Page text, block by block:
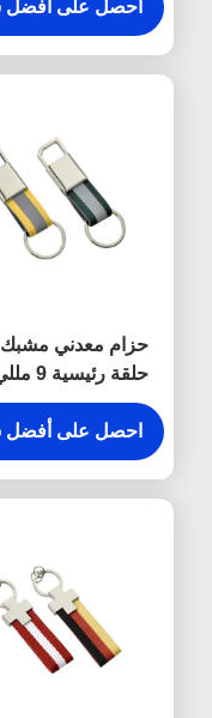
محفورة أقراط
احصل على أفضل
حزام معدني مشبك
حلقة رئيسية
سمك مشرق قماش
حامل هدايا
احصل على أفضل